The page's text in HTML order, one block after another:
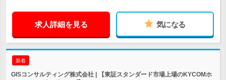
求人詳細を見る 気になる
新着
GISコンサルティング株式会社 | 【東証スタンダード市場上場のKYCOMホ